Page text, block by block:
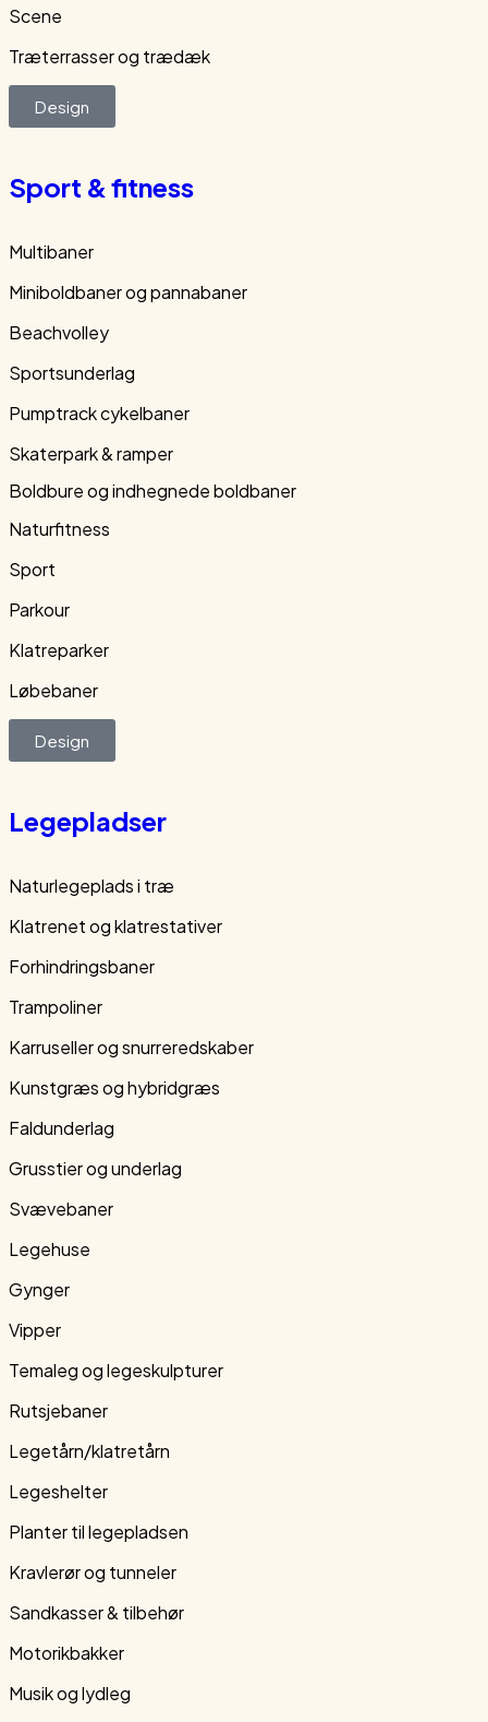
Scene
Træterrasser og trædæk
Design
Sport & fitness
Multibaner
Miniboldbaner og pannabaner
Beachvolley
Sportsunderlag
Pumptrack cykelbaner
Skaterpark & ramper
Boldbure og indhegnede boldbaner
Naturfitness
Sport
Parkour
Klatreparker
Løbebaner
Design
Legepladser
Naturlegeplads i træ
Klatrenet og klatrestativer
Forhindringsbaner
Trampoliner
Karruseller og snurreredskaber
Kunstgræs og hybridgræs
Faldunderlag
Grusstier og underlag
Svævebaner
Legehuse
Gynger
Vipper
Temaleg og legeskulpturer
Rutsjebaner
Legetårn/klatretårn
Legeshelter
Planter til legepladsen
Kravlerør og tunneler
Sandkasser & tilbehør
Motorikbakker
Musik og lydleg